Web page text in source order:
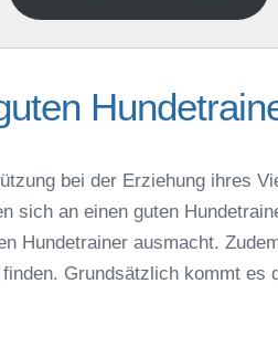
bei der Erziehung ihres
sich an einen guten
Hundetrainer ausmacht.
Grundsätzlich kommt es